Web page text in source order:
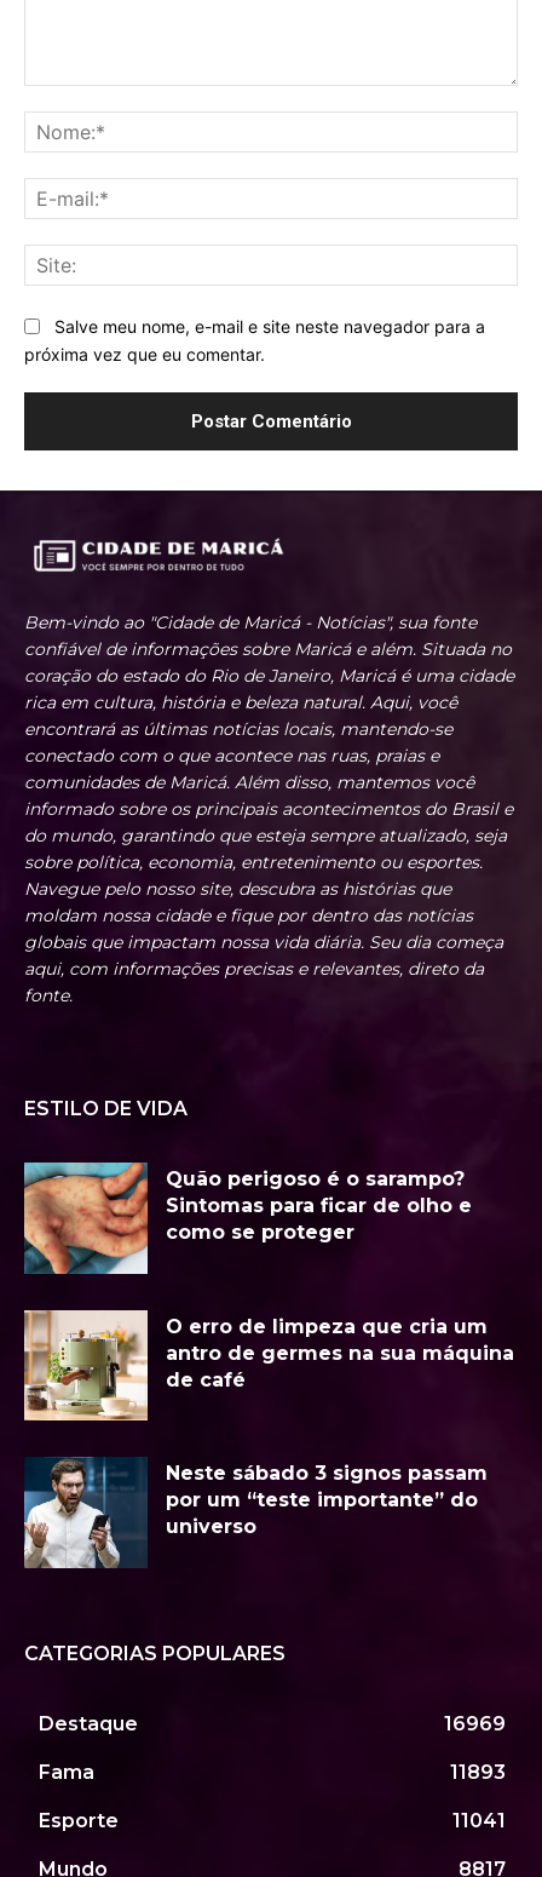
Salve meu nome, e-mail e site neste navegador para a
próxima vez que eu comentar.
Bem-vindo ao "Cidade de Maricá - Notícias", sua fonte
confiável de informações sobre Maricá e além. Situada no
coração do estado do Rio de Janeiro, Maricá é uma cidade
rica em cultura, história e beleza natural. Aqui, você
encontrará as últimas notícias locais, mantendo-se
conectado com o que acontece nas ruas, praias e
comunidades de Maricá. Além disso, mantemos você
informado sobre os principais acontecimentos do Brasil e
do mundo, garantindo que esteja sempre atualizado, seja
sobre política, economia, entretenimento ou esportes.
Navegue pelo nosso site, descubra as histórias que
moldam nossa cidade e fique por dentro das notícias
globais que impactam nossa vida diária. Seu dia começa
aqui, com informações precisas e relevantes, direto da
fonte.
ESTILO DE VIDA
Quão perigoso é o sarampo?
Sintomas para ficar de olho e
como se proteger
O erro de limpeza que cria um
antro de germes na sua máquina
de café
Neste sábado 3 signos passam
por um “teste importante” do
universo
CATEGORIAS POPULARES
Destaque 16969
Fama 11893
Esporte 11041
Mundo 8817